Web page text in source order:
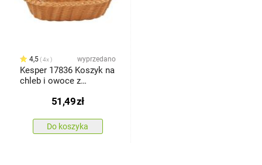
4,5 4x wyprzedano
Kesper 17836 Koszyk na
chleb i owoce z
51,49zł
Do koszyka